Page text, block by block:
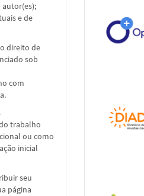
autor(es);
e de
direito de
sob
com
trabalho
ou como
inicial
seu
página